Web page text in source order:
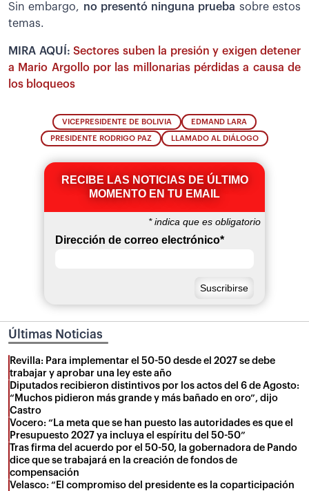
Sin embargo, no presentó ninguna prueba sobre estos
temas.
MIRA AQUÍ: Sectores suben la presión y exigen detener
a Mario Argollo por las millonarias pérdidas a causa de
los bloqueos
VICEPRESIDENTE DE BOLIVIA EDMAND LARA
PRESIDENTE RODRIGO PAZ LLAMADO AL DIÁLOGO
RECIBE LAS NOTICIAS DE ÚLTIMO
MOMENTO EN TU EMAIL
*indica que es obligatorio
Dirección de correo electrónico*
Últimas Noticias
Revilla: Para implementar el 50-50 desde el 2027 se debe
trabajar y aprobar una ley este año
Diputados recibieron distintivos por los actos del 6 de Agosto:
“Muchos pidieron más grande y más bañado en oro”, dijo
Castro
Vocero: “La meta que se han puesto las autoridades es que el
Presupuesto 2027 ya incluya el espíritu del 50-50”
Tras firma del acuerdo por el 50-50, la gobernadora de Pando
dice que se trabajará en la creación de fondos de
compensación
Velasco: “El compromiso del presidente es la coparticipación